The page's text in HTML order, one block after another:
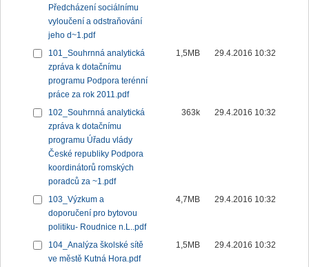
Předcházení sociálnímu
vyloučení a odstraňování
jeho d~1.pdf
101_Souhrnná analytická
zpráva k dotačnímu
programu Podpora terénní
práce za rok 2011.pdf
1,5MB 29.4.2016 10:32
102_Souhrnná analytická
zpráva k dotačnímu
programu Úřadu vlády
České republiky Podpora
koordinátorů romských
poradců za ~1.pdf
363k 29.4.2016 10:32
103_Výzkum a
doporučení pro bytovou
politiku- Roudnice n.L..pdf
4,7MB 29.4.2016 10:32
104_Analýza školské sítě
ve městě Kutná Hora.pdf
1,5MB 29.4.2016 10:32